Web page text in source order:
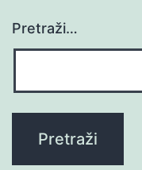
Pretraži…